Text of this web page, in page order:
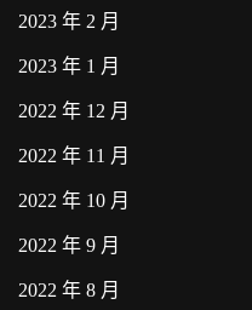
2023 年 2 月
2023 年 1 月
2022 年 12 月
2022 年 11 月
2022 年 10 月
2022 年 9 月
2022 年 8 月